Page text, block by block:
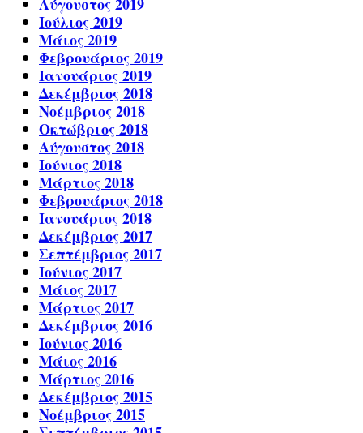
Ιούλιος 2019
Μάιος 2019
Φεβρουάριος 2019
Ιανουάριος 2019
Δεκέμβριος 2018
Νοέμβριος 2018
Οκτώβριος 2018
Αύγουστος 2018
Ιούνιος 2018
Μάρτιος 2018
Φεβρουάριος 2018
Ιανουάριος 2018
Δεκέμβριος 2017
Σεπτέμβριος 2017
Ιούνιος 2017
Μάιος 2017
Μάρτιος 2017
Δεκέμβριος 2016
Ιούνιος 2016
Μάιος 2016
Μάρτιος 2016
Δεκέμβριος 2015
Νοέμβριος 2015